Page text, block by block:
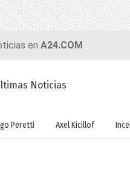
en A24.COM
Noticias
Peretti Axel Kicillof